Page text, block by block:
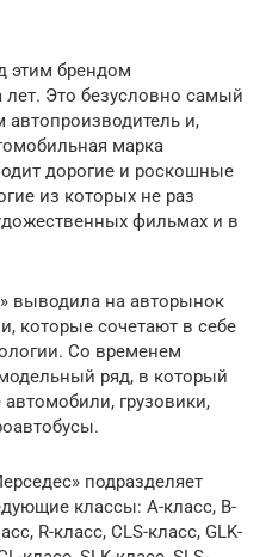
этим брендом
лет. Это безусловно самый
и,
марка
дорогие и роскошные
из которых не раз
фильмах и в
выводила на авторынок
которые сочетают в себе
Со временем
ряд, в который
грузовики,
подразделяет
классы: А-класс, В-
R-класс, CLS-класс, GLK-